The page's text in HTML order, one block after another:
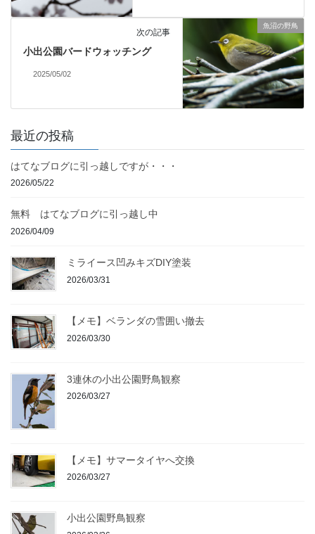
魚沼の野鳥
次の記事
小出公園バードウォッチング
2025/05/02
最近の投稿
はてなブログに引っ越しですが・・・
2026/05/22
無料 はてなブログに引っ越し中
2026/04/09
ミライース凹みキズDIY塗装
2026/03/31
【メモ】ベランダの雪囲い撤去
2026/03/30
3連休の小出公園野鳥観察
2026/03/27
【メモ】サマータイヤへ交換
2026/03/27
小出公園野鳥観察